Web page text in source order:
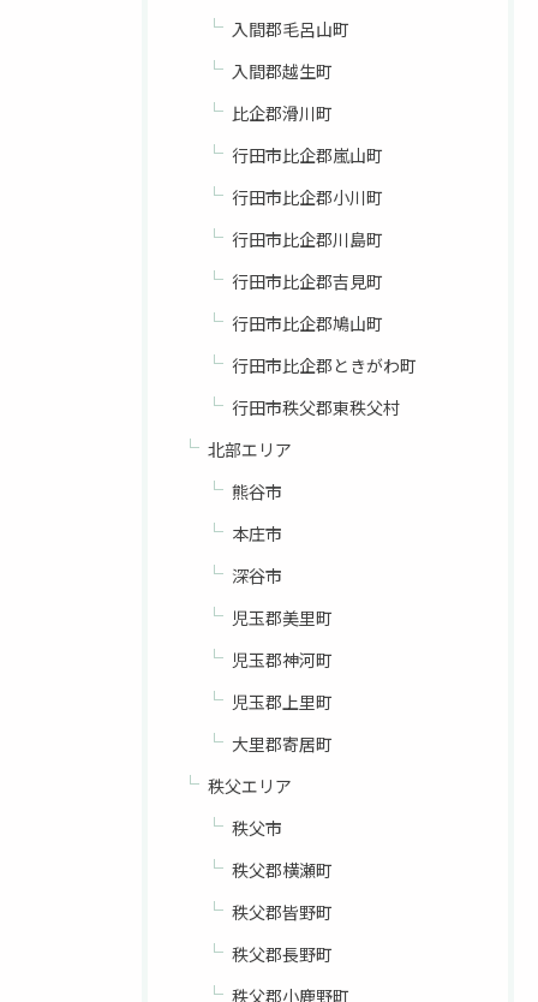
入間郡毛呂山町
入間郡越生町
比企郡滑川町
行田市比企郡嵐山町
行田市比企郡小川町
行田市比企郡川島町
行田市比企郡吉見町
行田市比企郡鳩山町
行田市比企郡ときがわ町
行田市秩父郡東秩父村
北部エリア
熊谷市
本庄市
深谷市
児玉郡美里町
児玉郡神河町
児玉郡上里町
大里郡寄居町
秩父エリア
秩父市
秩父郡横瀬町
秩父郡皆野町
秩父郡長野町
秩父郡小鹿野町